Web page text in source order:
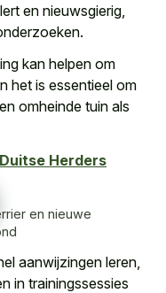
en nieuwsgierig,
kan helpen om
het is essentieel om
omheinde tuin als
Herders
en nieuwe
aanwijzingen leren,
in trainingssessies